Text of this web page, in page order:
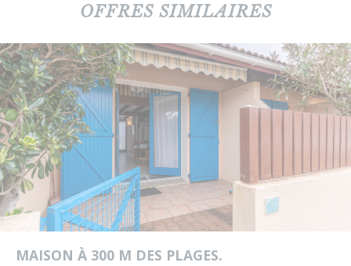
OFFRES SIMILAIRES
MAISON À 300 M DES PLAGES.